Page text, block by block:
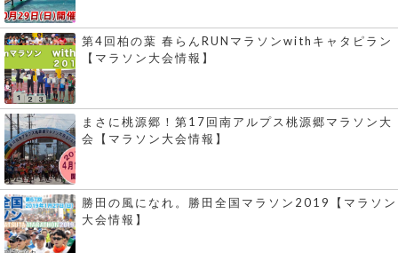
第4回柏の葉 春らんRUNマラソンwithキャタピラン
【マラソン大会情報】
まさに桃源郷！第17回南アルプス桃源郷マラソン大
会【マラソン大会情報】
勝田の風になれ。勝田全国マラソン2019【マラソン
大会情報】